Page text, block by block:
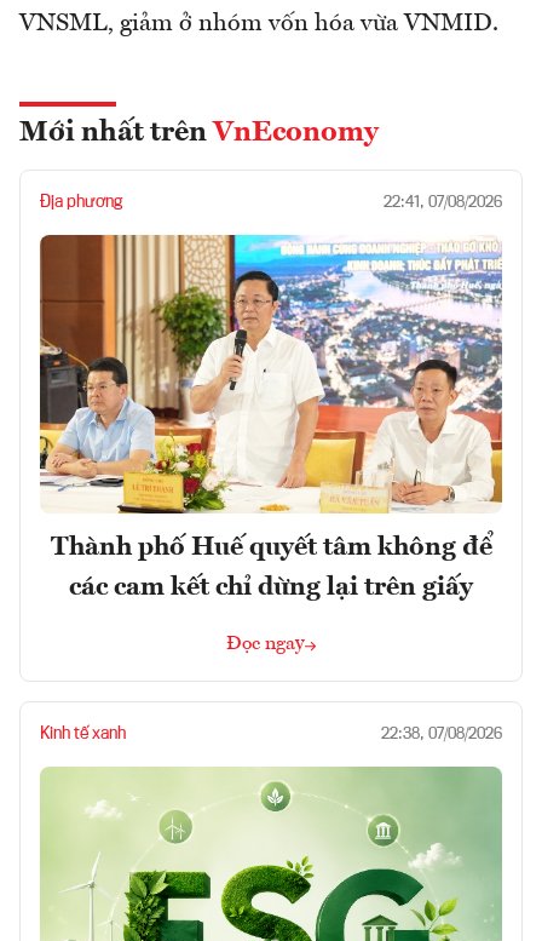
VNSML, giảm ở nhóm vốn hóa vừa VNMID.
Mới nhất trên VnEconomy
Địa phương 22:41, 07/08/2026
Thành phố Huế quyết tâm không để
các cam kết chỉ dừng lại trên giấy
Đọc ngay
Kinh tế xanh 22:38, 07/08/2026